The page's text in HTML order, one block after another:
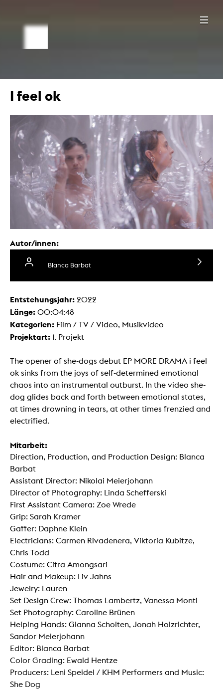
I feel ok
Autor/innen:
Blanca Barbat
Entstehungsjahr: 2022
Länge: 00:04:48
Kategorien: Film / TV / Video, Musikvideo
Projektart: 1. Projekt
The opener of she-dogs debut EP MORE DRAMA i feel
ok sinks from the joys of self-determined emotional
chaos into an instrumental outburst. In the video she-
dog glides back and forth between emotional states,
at times drowning in tears, at other times frenzied and
electrified.
Mitarbeit:
Direction, Production, and Production Design: Blanca
Barbat
Assistant Director: Nikolai Meierjohann
Director of Photography: Linda Schefferski
First Assistant Camera: Zoe Wrede
Grip: Sarah Kramer
Gaffer: Daphne Klein
Electricians: Carmen Rivadenera, Viktoria Kubitze,
Chris Todd
Costume: Citra Amongsari
Hair and Makeup: Liv Jahns
Jewelry: Lauren
Set Design Crew: Thomas Lambertz, Vanessa Monti
Set Photography: Caroline Brünen
Helping Hands: Gianna Scholten, Jonah Holzrichter,
Sandor Meierjohann
Editor: Blanca Barbat
Color Grading: Ewald Hentze
Producers: Leni Speidel / KHM Performers and Music:
She Dog